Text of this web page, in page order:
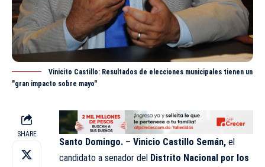
Vinicito Castillo: Resultados de elecciones municipales tienen un
"gran impacto sobre mayo"
SHARE
Santo Domingo. – Vinicio Castillo Semán, el
candidato a senador del Distrito Nacional por los